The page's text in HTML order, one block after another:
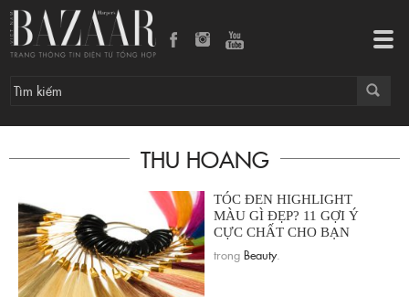
THU HOANG
TÓC ĐEN HIGHLIGHT
MÀU GÌ ĐẸP? 11 GỢI Ý
CỰC CHẤT CHO BẠN
trong Beauty.